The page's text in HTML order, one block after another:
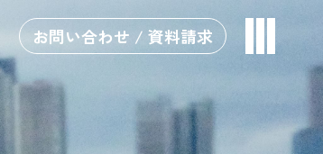
お問い合わせ / 資料請求